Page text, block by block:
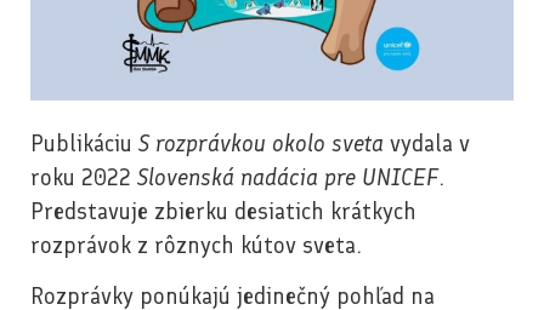
Publikáciu S rozprávkou okolo sveta vydala v
roku 2022 Slovenská nadácia pre UNICEF.
Predstavuje zbierku desiatich krátkych
rozprávok z rôznych kútov sveta.
Rozprávky ponúkajú jedinečný pohľad na